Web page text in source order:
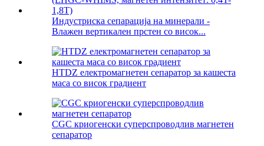
Индустриска сепарација на минерали -
Влажен вертикален прстен со висок...
HTDZ електромагнетен сепаратор за кашеста
маса со висок градиент
CGC криогенски суперспроводлив магнетен
сепаратор